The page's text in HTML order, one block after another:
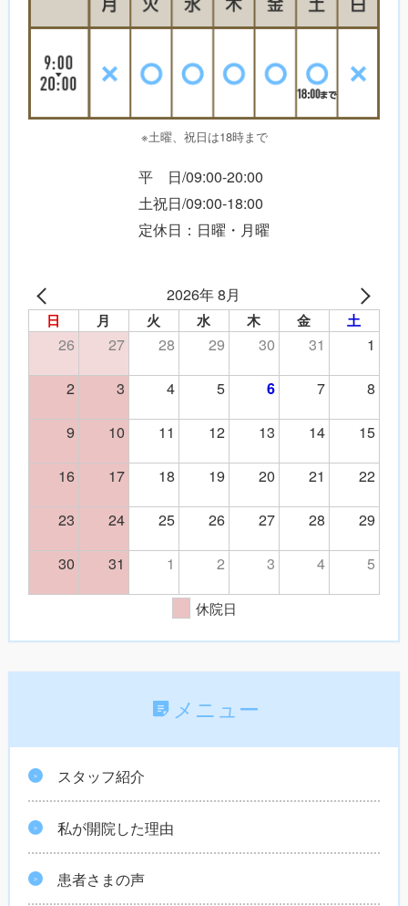
※土曜、祝日は18時まで
平 日/09:00-20:00
土祝日/09:00-18:00
定休日：日曜・月曜
2026年 8月
日 月 火 水 木 金 土
26 27 28 29 30 31
1
2
3 4 5 6 7
8
9
10 11 12 13 14
15
16
17 18 19 20 21
22
23
24 25 26 27 28
29
30
31 1 2 3 4 5
休院日
メニュー
スタッフ紹介
私が開院した理由
患者さまの声